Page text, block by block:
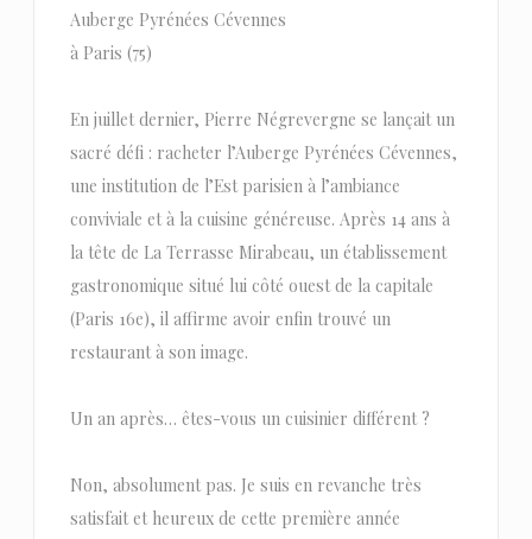
Auberge Pyrénées Cévennes
à Paris (75)
En juillet dernier, Pierre Négrevergne se lançait un
sacré défi : racheter l’Auberge Pyrénées Cévennes,
une institution de l’Est parisien à l’ambiance
conviviale et à la cuisine généreuse. Après 14 ans à
la tête de La Terrasse Mirabeau, un établissement
gastronomique situé lui côté ouest de la capitale
(Paris 16e), il affirme avoir enfin trouvé un
restaurant à son image.
Un an après… êtes-vous un cuisinier différent ?
Non, absolument pas. Je suis en revanche très
satisfait et heureux de cette première année